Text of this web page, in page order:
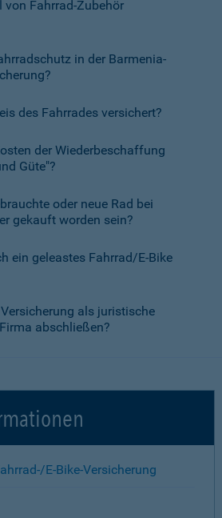
von Fahrrad-Zubehör
in der Barmenia-
des Fahrrades versichert?
der Wiederbeschaffung
Güte"?
oder neue Rad bei
gekauft worden sein?
ein geleastes Fahrrad/E-Bike
als juristische
abschließen?
E-Bike-Versicherung